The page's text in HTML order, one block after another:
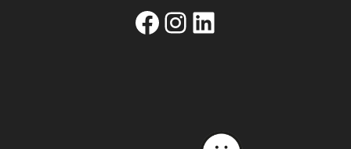
Facebook
Instagram
Linkedin